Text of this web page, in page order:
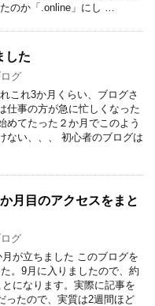
のか「.online」にし …
した
グ
これ3か月くらい、ブログさ
仕事の方が急に忙しくなった
めてたった２か月でこのよう
ない、、、 初心者のブログは
月目のアクセスをまと
グ
が立ちました このブログを
。9月に入りましたので、約
になります。実際に記事を
ったので、実質は2週間ほど